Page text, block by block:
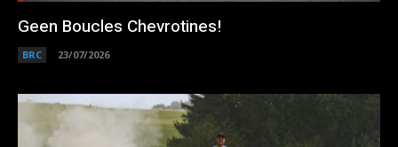
Geen Boucles Chevrotines!
BRC 23/07/2026